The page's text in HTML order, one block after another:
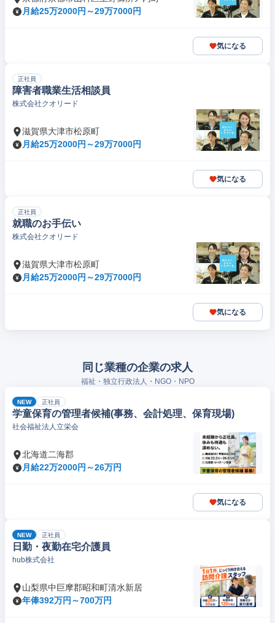
月給25万2000円～29万7000円
気になる
正社員
障害者職業生活相談員
株式会社クオリード
滋賀県大津市松原町
月給25万2000円～29万7000円
気になる
正社員
就職のお手伝い
株式会社クオリード
滋賀県大津市松原町
月給25万2000円～29万7000円
気になる
同じ業種の企業の求人
福祉・独立行政法人・NGO・NPO
NEW 正社員
学童保育の管理者候補(事務、会計処理、保育現場)
社会福祉法人立栄会
北海道二海郡
月給22万2000円～26万円
気になる
NEW 正社員
日勤・夜勤在宅介護員
hub株式会社
山梨県中巨摩郡昭和町清水新居
年俸392万円～700万円